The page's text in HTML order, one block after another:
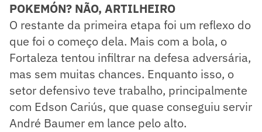
POKEMÓN? NÃO, ARTILHEIRO
​O restante da primeira etapa foi um reflexo do
que foi o começo dela. Mais com a bola, o
Fortaleza tentou infiltrar na defesa adversária,
mas sem muitas chances. Enquanto isso, o
setor defensivo teve trabalho, principalmente
com Edson Cariús, que quase conseguiu servir
André Baumer em lance pelo alto.